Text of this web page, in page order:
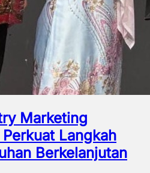
Marketing
Langkah
Berkelanjutan